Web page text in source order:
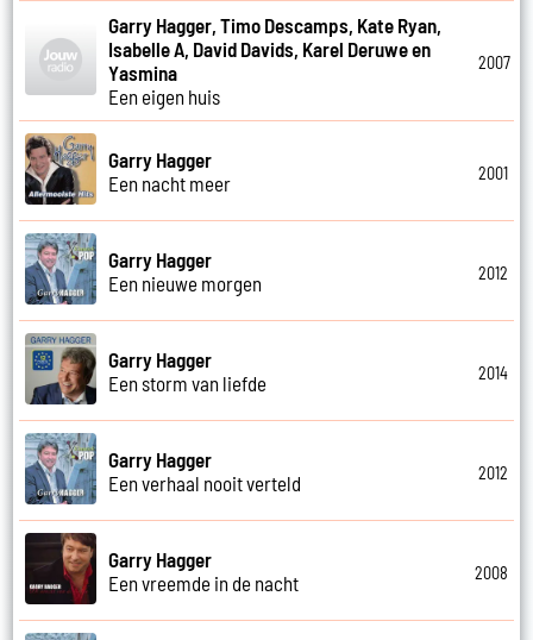
Garry Hagger, Timo Descamps, Kate Ryan,
Isabelle A, David Davids, Karel Deruwe en
Yasmina
Een eigen huis
2007
Garry Hagger
Een nacht meer
2001
Garry Hagger
Een nieuwe morgen
2012
Garry Hagger
Een storm van liefde
2014
Garry Hagger
Een verhaal nooit verteld
2012
Garry Hagger
Een vreemde in de nacht
2008